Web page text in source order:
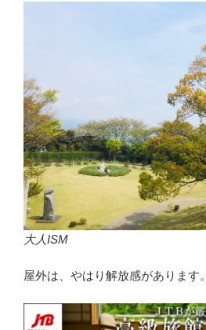
大人ISM
屋外は、やはり解放感があります。